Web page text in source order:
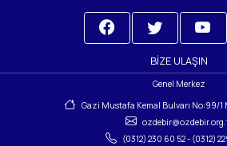
BIZE ULAŞIN
Genel Merkez
Gazi Mustafa Kemal Bulvarı No:99/1
(0312) 230 60 52- (0312)